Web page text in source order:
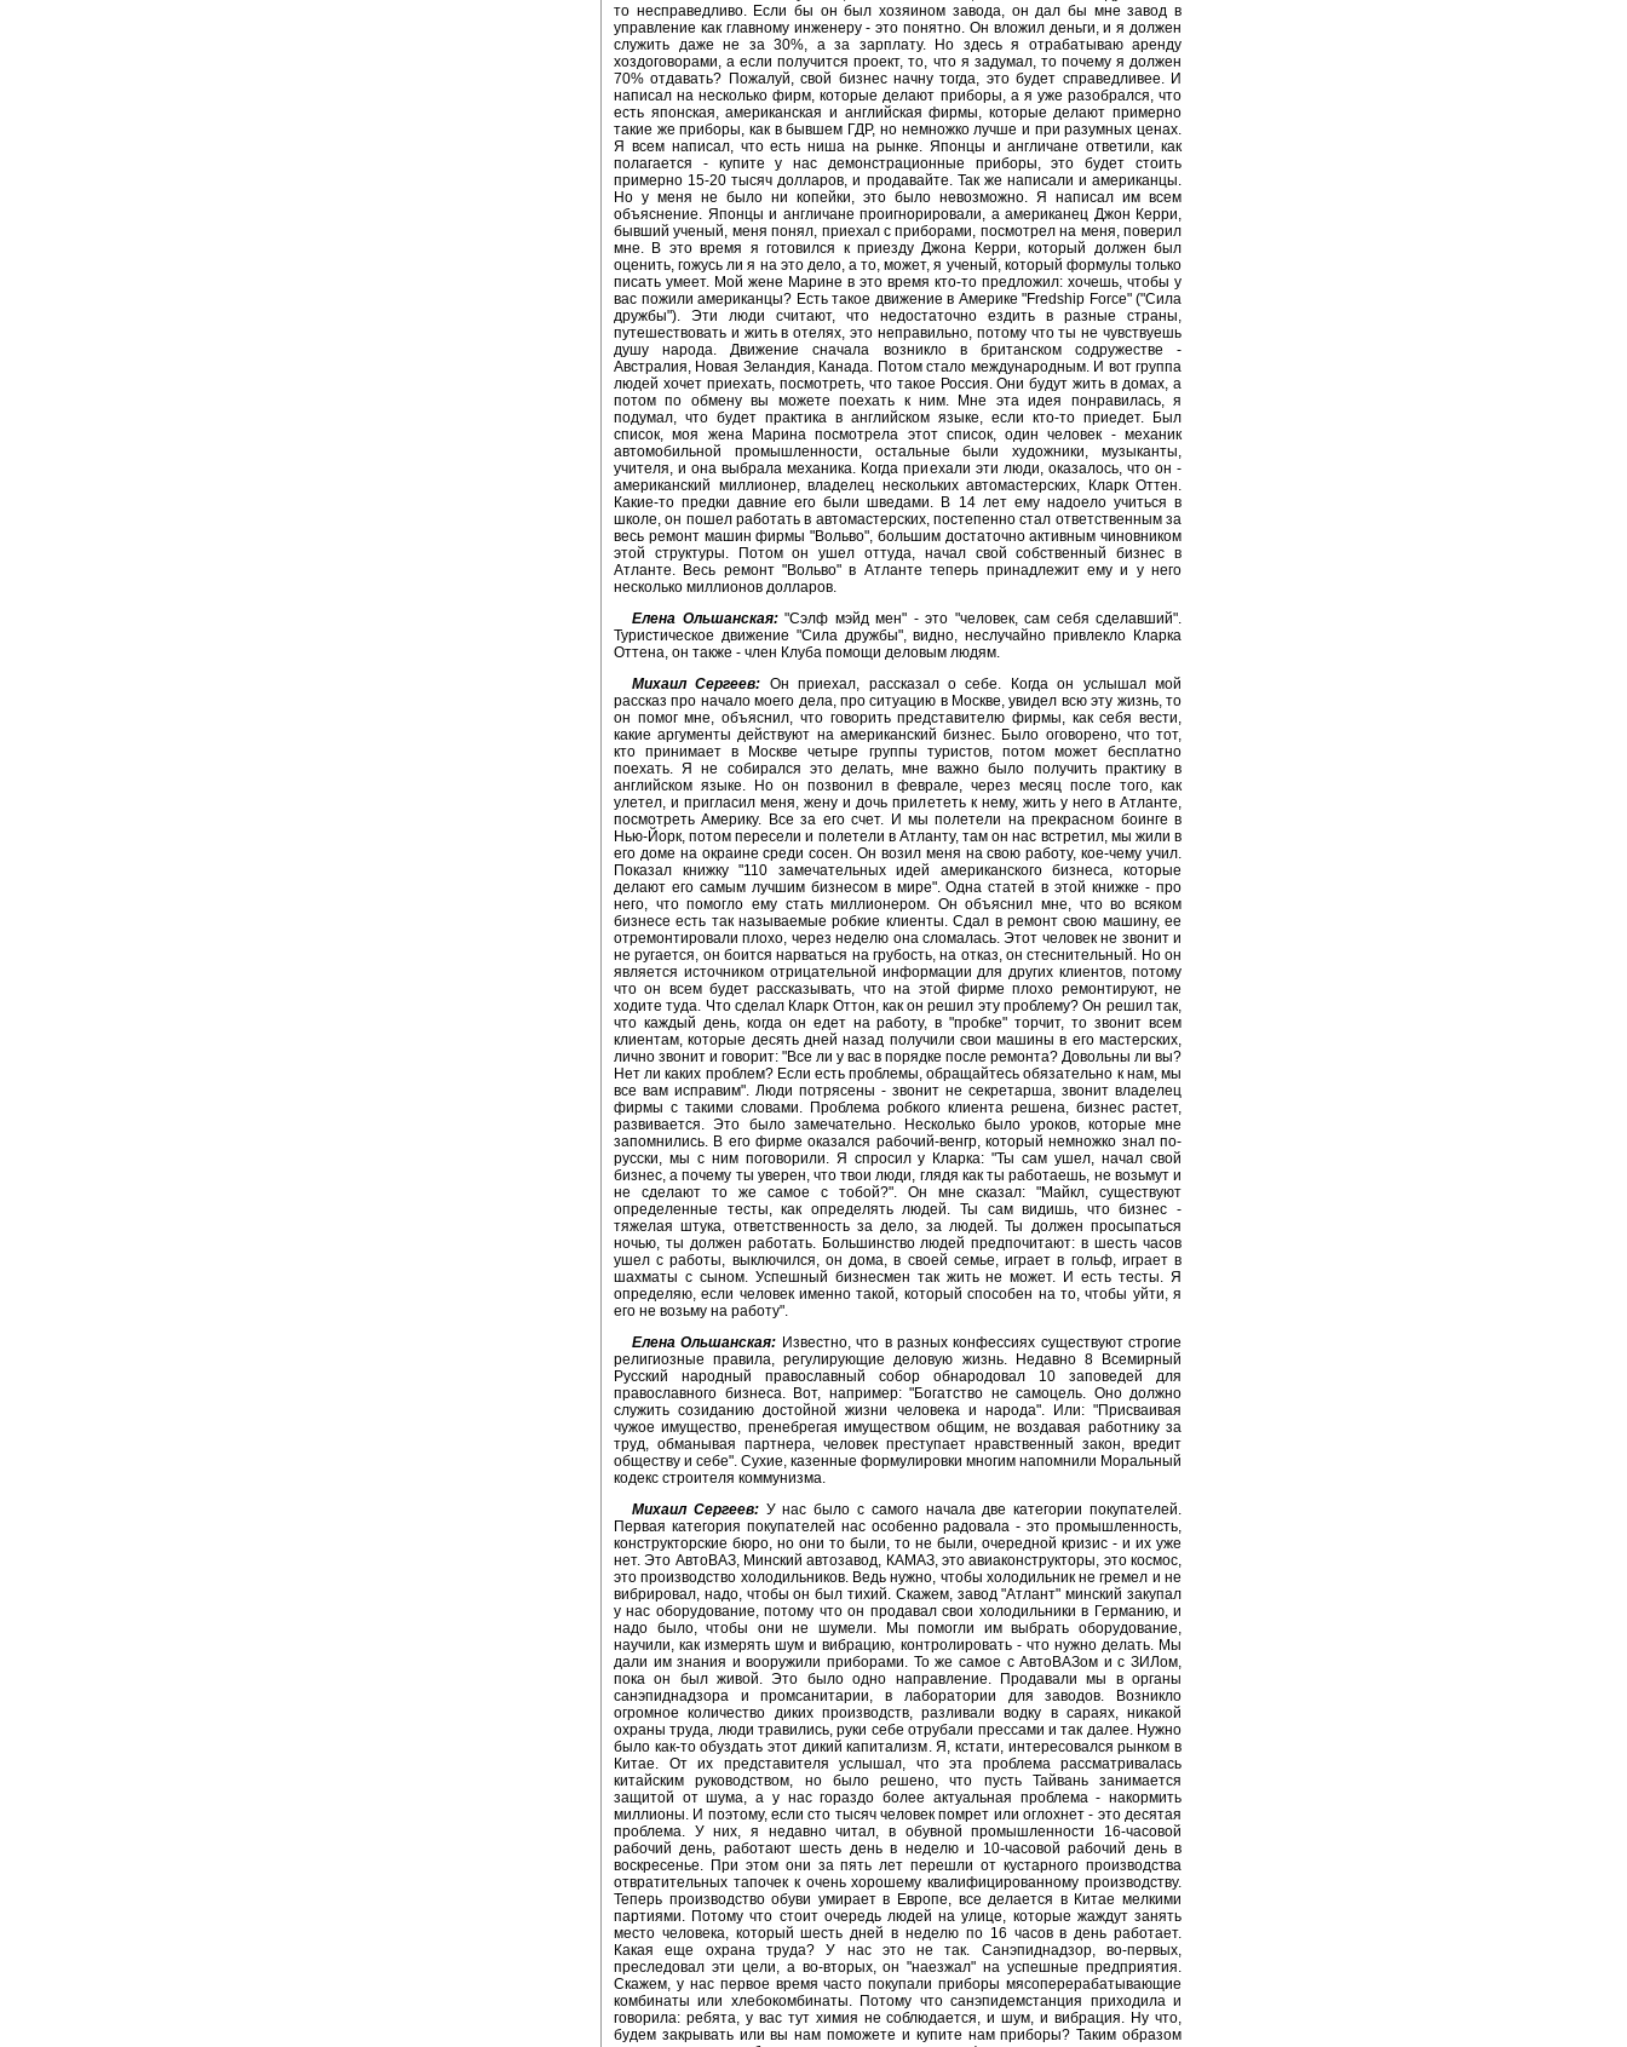
то несправедливо. Если бы он был хозяином завода, он дал бы мне завод в
управление как главному инженеру - это понятно. Он вложил деньги, и я должен
служить даже не за 30%, а за зарплату. Но здесь я отрабатываю аренду
хоздоговорами, а если получится проект, то, что я задумал, то почему я должен
70% отдавать? Пожалуй, свой бизнес начну тогда, это будет справедливее. И
написал на несколько фирм, которые делают приборы, а я уже разобрался, что
есть японская, американская и английская фирмы, которые делают примерно
такие же приборы, как в бывшем ГДР, но немножко лучше и при разумных ценах.
Я всем написал, что есть ниша на рынке. Японцы и англичане ответили, как
полагается - купите у нас демонстрационные приборы, это будет стоить
примерно 15-20 тысяч долларов, и продавайте. Так же написали и американцы.
Но у меня не было ни копейки, это было невозможно. Я написал им всем
объяснение. Японцы и англичане проигнорировали, а американец Джон Керри,
бывший ученый, меня понял, приехал с приборами, посмотрел на меня, поверил
мне. В это время я готовился к приезду Джона Керри, который должен был
оценить, гожусь ли я на это дело, а то, может, я ученый, который формулы только
писать умеет. Мой жене Марине в это время кто-то предложил: хочешь, чтобы у
вас пожили американцы? Есть такое движение в Америке "Fredship Force" ("Сила
дружбы"). Эти люди считают, что недостаточно ездить в разные страны,
путешествовать и жить в отелях, это неправильно, потому что ты не чувствуешь
душу народа. Движение сначала возникло в британском содружестве -
Австралия, Новая Зеландия, Канада. Потом стало международным. И вот группа
людей хочет приехать, посмотреть, что такое Россия. Они будут жить в домах, а
потом по обмену вы можете поехать к ним. Мне эта идея понравилась, я
подумал, что будет практика в английском языке, если кто-то приедет. Был
список, моя жена Марина посмотрела этот список, один человек - механик
автомобильной промышленности, остальные были художники, музыканты,
учителя, и она выбрала механика. Когда приехали эти люди, оказалось, что он -
американский миллионер, владелец нескольких автомастерских, Кларк Оттен.
Какие-то предки давние его были шведами. В 14 лет ему надоело учиться в
школе, он пошел работать в автомастерских, постепенно стал ответственным за
весь ремонт машин фирмы "Вольво", большим достаточно активным чиновником
этой структуры. Потом он ушел оттуда, начал свой собственный бизнес в
Атланте. Весь ремонт "Вольво" в Атланте теперь принадлежит ему и у него
несколько миллионов долларов.
Елена Ольшанская:"Сэлф мэйд мен" - это "человек, сам себя сделавший".
Туристическое движение "Сила дружбы", видно, неслучайно привлекло Кларка
Оттена, он также - член Клуба помощи деловым людям.
Михаил Сергеев: Он приехал, рассказал о себе. Когда он услышал мой
рассказ про начало моего дела, про ситуацию в Москве, увидел всю эту жизнь, то
он помог мне, объяснил, что говорить представителю фирмы, как себя вести,
какие аргументы действуют на американский бизнес. Было оговорено, что тот,
кто принимает в Москве четыре группы туристов, потом может бесплатно
поехать. Я не собирался это делать, мне важно было получить практику в
английском языке. Но он позвонил в феврале, через месяц после того, как
улетел, и пригласил меня, жену и дочь прилететь к нему, жить у него в Атланте,
посмотреть Америку. Все за его счет. И мы полетели на прекрасном боинге в
Нью-Йорк, потом пересели и полетели в Атланту, там он нас встретил, мы жили в
его доме на окраине среди сосен. Он возил меня на свою работу, кое-чему учил.
Показал книжку "110 замечательных идей американского бизнеса, которые
делают его самым лучшим бизнесом в мире". Одна статей в этой книжке - про
него, что помогло ему стать миллионером. Он объяснил мне, что во всяком
бизнесе есть так называемые робкие клиенты. Сдал в ремонт свою машину, ее
отремонтировали плохо, через неделю она сломалась. Этот человек не звонит и
не ругается, он боится нарваться на грубость, на отказ, он стеснительный. Но он
является источником отрицательной информации для других клиентов, потому
что он всем будет рассказывать, что на этой фирме плохо ремонтируют, не
ходите туда. Что сделал Кларк Оттон, как он решил эту проблему? Он решил так,
что каждый день, когда он едет на работу, в "пробке" торчит, то звонит всем
клиентам, которые десять дней назад получили свои машины в его мастерских,
лично звонит и говорит: "Все ли у вас в порядке после ремонта? Довольны ли вы?
Нет ли каких проблем? Если есть проблемы, обращайтесь обязательно к нам, мы
все вам исправим". Люди потрясены - звонит не секретарша, звонит владелец
фирмы с такими словами. Проблема робкого клиента решена, бизнес растет,
развивается. Это было замечательно. Несколько было уроков, которые мне
запомнились. В его фирме оказался рабочий-венгр, который немножко знал по-
русски, мы с ним поговорили. Я спросил у Кларка: "Ты сам ушел, начал свой
бизнес, а почему ты уверен, что твои люди, глядя как ты работаешь, не возьмут и
не сделают то же самое с тобой?". Он мне сказал: "Майкл, существуют
определенные тесты, как определять людей. Ты сам видишь, что бизнес -
тяжелая штука, ответственность за дело, за людей. Ты должен просыпаться
ночью, ты должен работать. Большинство людей предпочитают: в шесть часов
ушел с работы, выключился, он дома, в своей семье, играет в гольф, играет в
шахматы с сыном. Успешный бизнесмен так жить не может. И есть тесты. Я
определяю, если человек именно такой, который способен на то, чтобы уйти, я
его не возьму на работу".
Елена Ольшанская: Известно, что в разных конфессиях существуют строгие
религиозные правила, регулирующие деловую жизнь. Недавно 8 Всемирный
Русский народный православный собор обнародовал 10 заповедей для
православного бизнеса. Вот, например: "Богатство не самоцель. Оно должно
служить созиданию достойной жизни человека и народа". Или: "Присваивая
чужое имущество, пренебрегая имуществом общим, не воздавая работнику за
труд, обманывая партнера, человек преступает нравственный закон, вредит
обществу и себе". Сухие, казенные формулировки многим напомнили Моральный
кодекс строителя коммунизма.
Михаил Сергеев:У нас было с самого начала две категории покупателей.
Первая категория покупателей нас особенно радовала - это промышленность,
конструкторские бюро, но они то были, то не были, очередной кризис - и их уже
нет. Это АвтоВАЗ, Минский автозавод, КАМАЗ, это авиаконструкторы, это космос,
это производство холодильников. Ведь нужно, чтобы холодильник не гремел и не
вибрировал, надо, чтобы он был тихий. Скажем, завод "Атлант" минский закупал
у нас оборудование, потому что он продавал свои холодильники в Германию, и
надо было, чтобы они не шумели. Мы помогли им выбрать оборудование,
научили, как измерять шум и вибрацию, контролировать - что нужно делать. Мы
дали им знания и вооружили приборами. То же самое с АвтоВАЗом и с ЗИЛом,
пока он был живой. Это было одно направление. Продавали мы в органы
санэпиднадзора и промсанитарии, в лаборатории для заводов. Возникло
огромное количество диких производств, разливали водку в сараях, никакой
охраны труда, люди травились, руки себе отрубали прессами и так далее. Нужно
было как-то обуздать этот дикий капитализм. Я, кстати, интересовался рынком в
Китае. От их представителя услышал, что эта проблема рассматривалась
китайским руководством, но было решено, что пусть Тайвань занимается
защитой от шума, а у нас гораздо более актуальная проблема - накормить
миллионы. И поэтому, если сто тысяч человек помрет или оглохнет - это десятая
проблема. У них, я недавно читал, в обувной промышленности 16-часовой
рабочий день, работают шесть день в неделю и 10-часовой рабочий день в
воскресенье. При этом они за пять лет перешли от кустарного производства
отвратительных тапочек к очень хорошему квалифицированному производству.
Теперь производство обуви умирает в Европе, все делается в Китае мелкими
партиями. Потому что стоит очередь людей на улице, которые жаждут занять
место человека, который шесть дней в неделю по 16 часов в день работает.
Какая еще охрана труда? У нас это не так. Санэпиднадзор, во-первых,
преследовал эти цели, а во-вторых, он "наезжал" на успешные предприятия.
Скажем, у нас первое время часто покупали приборы мясоперерабатывающие
комбинаты или хлебокомбинаты. Потому что санэпидемстанция приходила и
говорила: ребята, у вас тут химия не соблюдается, и шум, и вибрация. Ну что,
будем закрывать или вы нам поможете и купите нам приборы? Таким образом